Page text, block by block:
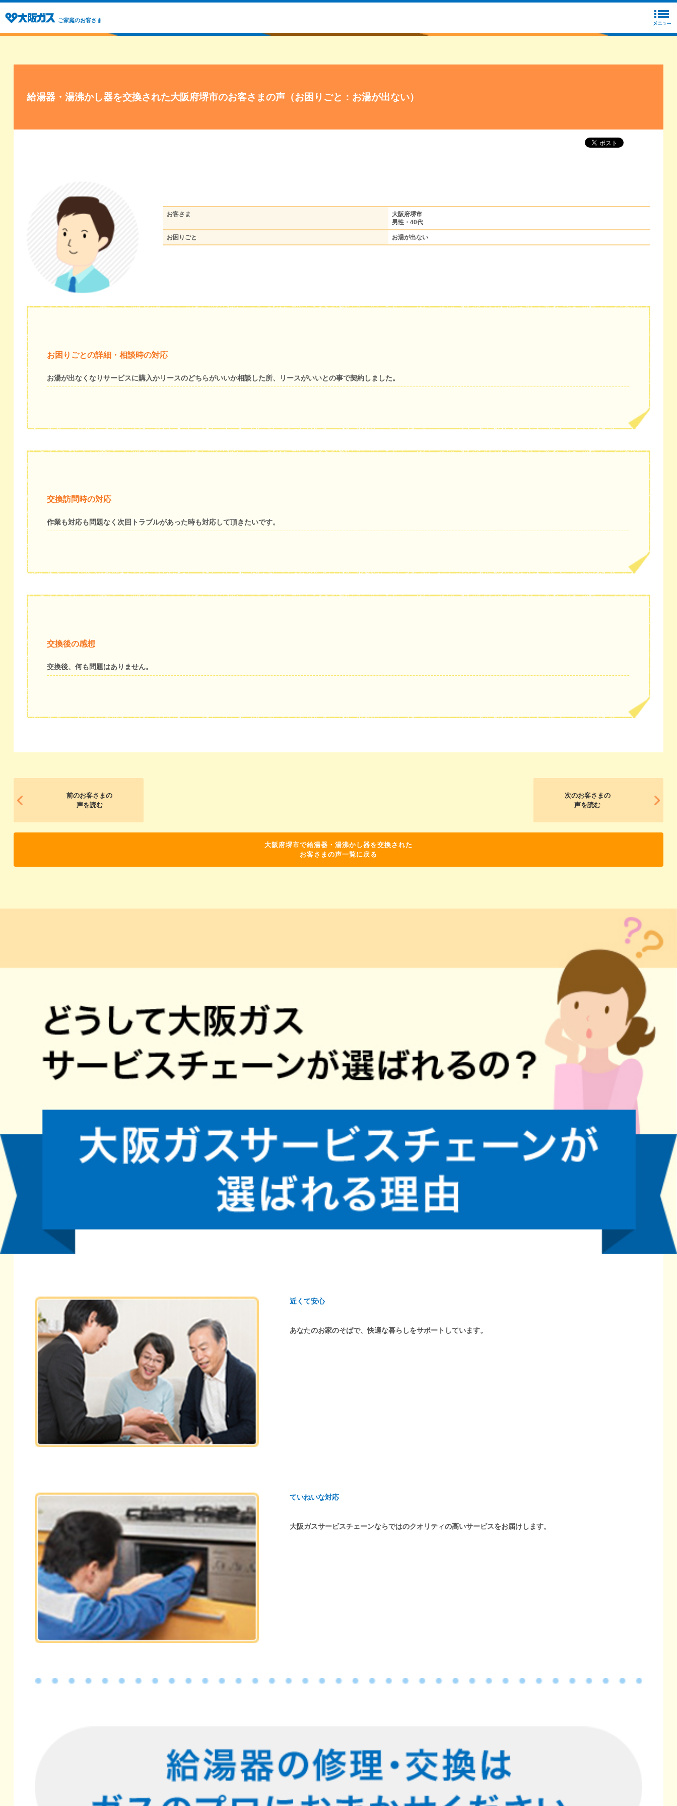
ご家庭のお客さま
給湯器・湯沸かし器を交換された大阪府堺市のお客さまの声（お困りごと：お湯が出ない）
お客さま
大阪府堺市
男性・40代
お困りごと お湯が出ない
お困りごとの詳細・相談時の対応
お湯が出なくなりサービスに購入かリースのどちらがいいか相談した所、リースがいいとの事で契約しました。
交換訪問時の対応
作業も対応も問題なく次回トラブルがあった時も対応して頂きたいです。
交換後の感想
交換後、何も問題はありません。
前のお客さまの
声を読む
次のお客さまの
声を読む
大阪府堺市で給湯器・湯沸かし器を交換された
お客さまの声一覧に戻る
近くて安心
あなたのお家のそばで、快適な暮らしをサポートしています。
ていねいな対応
大阪ガスサービスチェーンならではのクオリティの高いサービスをお届けします。